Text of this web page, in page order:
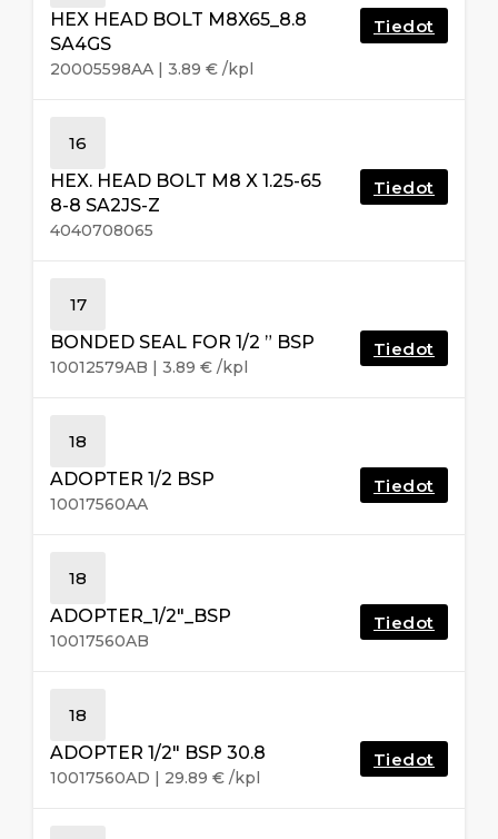
HEX HEAD BOLT M8X65_8.8
SA4GS
20005598AA | 3.89 € /kpl
Tiedot
16
HEX. HEAD BOLT M8 X 1.25-65
8-8 SA2JS-Z
4040708065
Tiedot
17
BONDED SEAL FOR 1/2 ” BSP
10012579AB | 3.89 € /kpl
Tiedot
18
ADOPTER 1/2 BSP
10017560AA
Tiedot
18
ADOPTER_1/2″_BSP
10017560AB
Tiedot
18
ADOPTER 1/2″ BSP 30.8
10017560AD | 29.89 € /kpl
Tiedot